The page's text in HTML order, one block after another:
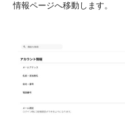
情報ページへ移動します。